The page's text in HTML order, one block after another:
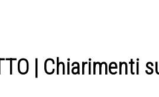
| Chiarimenti